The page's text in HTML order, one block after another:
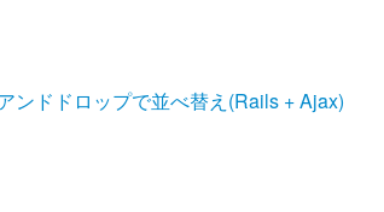
ンドドロップで並べ替え(Rails + Ajax)